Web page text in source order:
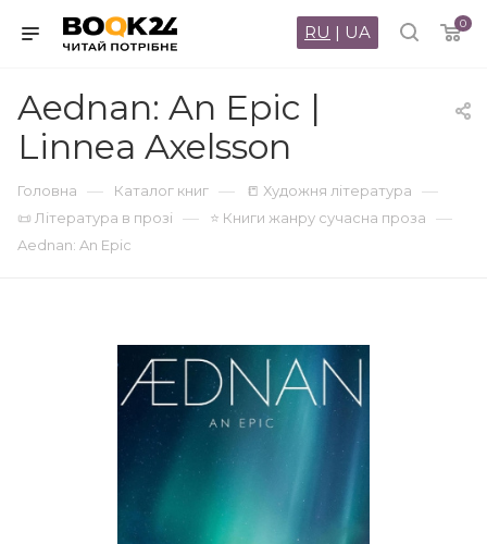
0
RU | UA
Aednan: An Epic |
Linnea Axelsson
Головна — Каталог книг — 📒 Художня література —
📜 Література в прозі — ⭐ Книги жанру сучасна проза —
Aednan: An Epic